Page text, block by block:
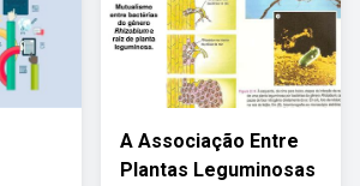
A Associação Entre
Plantas Leguminosas